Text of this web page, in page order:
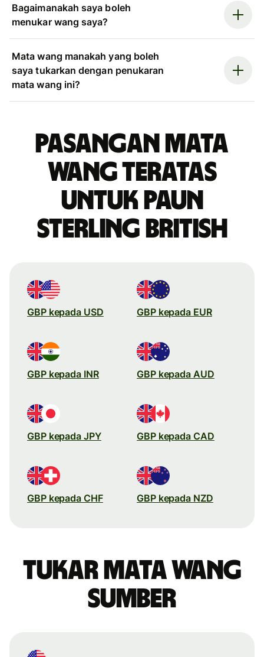
Bagaimanakah saya boleh
menukar wang saya?
Mata wang manakah yang boleh
saya tukarkan dengan penukaran
mata wang ini?
Pasangan mata
wang teratas
untuk paun
sterling British
GBP kepada USD GBP kepada EUR
GBP kepada INR GBP kepada AUD
GBP kepada JPY GBP kepada CAD
GBP kepada CHF GBP kepada NZD
Tukar mata wang
sumber